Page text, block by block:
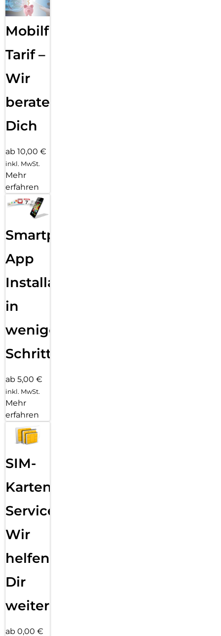
Mobilfunk
Tarif –
Wir
beraten
Dich
ab 10,00 €
inkl. MwSt.
Mehr
erfahren
Smartphone
App
Installation
in
wenigen
Schritten
ab 5,00 €
inkl. MwSt.
Mehr
erfahren
SIM-
Karten
Service:
Wir
helfen
Dir
weiter
ab 0,00 €